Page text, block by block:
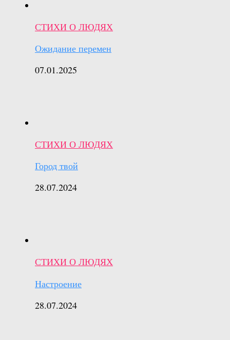
СТИХИ О ЛЮДЯХ
Ожидание перемен
07.01.2025
СТИХИ О ЛЮДЯХ
Город твой
28.07.2024
СТИХИ О ЛЮДЯХ
Настроение
28.07.2024